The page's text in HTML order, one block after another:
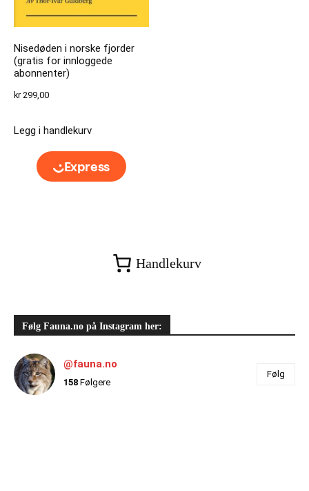
Nisedøden i norske fjorder
(gratis for innloggede
abonnenter)
kr299,00
Legg i handlekurv
Handlekurv
Følg Fauna.no på Instagram her:
@fauna.no
158 Følgere
Følg